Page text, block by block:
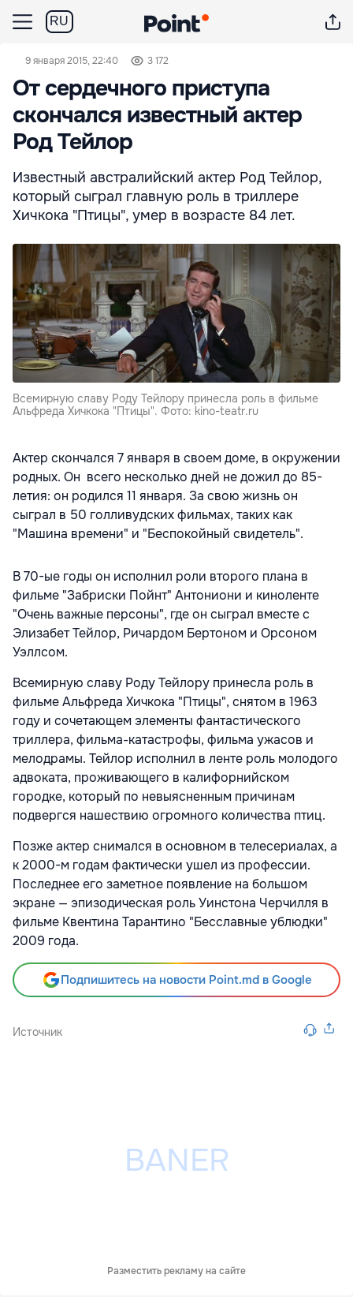
RU
9 января 2015, 22:40 3 172
От сердечного приступа
скончался известный актер
Род Тейлор
Известный австралийский актер Род Тейлор,
который сыграл главную роль в триллере
Хичкока "Птицы", умер в возрасте 84 лет.
Всемирную славу Роду Тейлору принесла роль в фильме
Альфреда Хичкока "Птицы". Фото: kino-teatr.ru
Актер скончался 7 января в своем доме, в окружении
родных. Он всего несколько дней не дожил до 85-
летия: он родился 11 января. За свою жизнь он
сыграл в 50 голливудских фильмах, таких как
"Машина времени" и "Беспокойный свидетель".
В 70-ые годы он исполнил роли второго плана в
фильме "Забриски Пойнт" Антониони и киноленте
"Очень важные персоны", где он сыграл вместе с
Элизабет Тейлор, Ричардом Бертоном и Орсоном
Уэллсом.
Всемирную славу Роду Тейлору принесла роль в
фильме Альфреда Хичкока "Птицы", снятом в 1963
году и сочетающем элементы фантастического
триллера, фильма-катастрофы, фильма ужасов и
мелодрамы. Тейлор исполнил в ленте роль молодого
адвоката, проживающего в калифорнийском
городке, который по невыясненным причинам
подвергся нашествию огромного количества птиц.
Позже актер снимался в основном в телесериалах, а
к 2000-м годам фактически ушел из профессии.
Последнее его заметное появление на большом
экране — эпизодическая роль Уинстона Черчилля в
фильме Квентина Тарантино "Бесславные ублюдки"
2009 года.
Подпишитесь на новости Point.md в Google
Источник
Разместить рекламу на сайте